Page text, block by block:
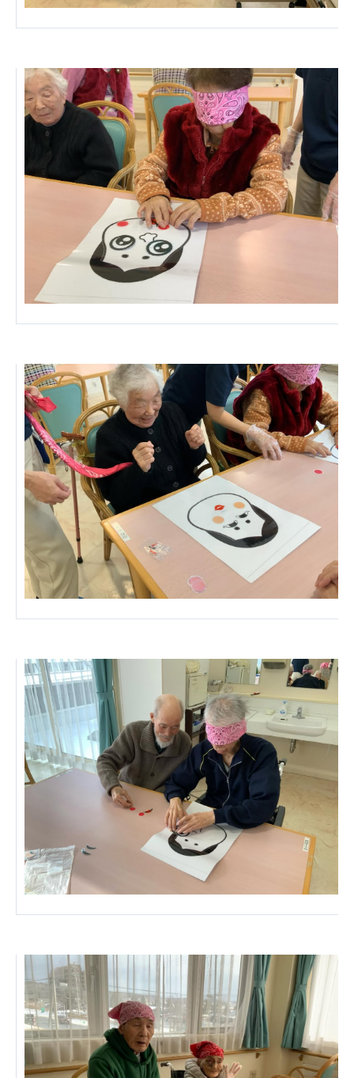
特定非営利活動法人ファイアーレッズメディカルスポ
ーツクラブ
その他
Mediclude 株式会社アジアメデカ元気事業団
株式会社フラワーコミュニティ放送
Medicare Lead Japan
株式会社日本医科学研究所
特定非営利活動法人共生フォーラム
一般社団法人フードラボジャパン
株式会社エネクト 株式会社 G.com R＆M
海外
海外グループ会社
美迪克（上海）商务咨询有限公司
共生（大連）商務諮詢有限公司
台灣善合股份有限公司
Angkor-Japan Friendship International
Hospital
クヴィアン小学校・カンボジア日本友好共生クヴ
ィアン中学校
カンボジア日本友好技術教育センター
NGO共生の家
海外子会社・合弁会社
瀋陽長者会
上海介護施設
広州谷豊園